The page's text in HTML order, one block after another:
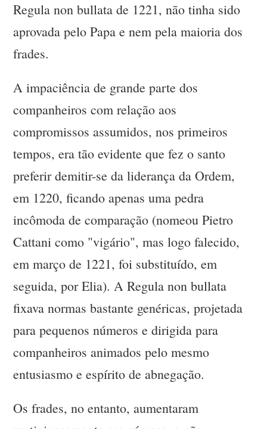
Regula non bullata de 1221, não tinha sido
aprovada pelo Papa e nem pela maioria dos
frades.
A impaciência de grande parte dos
companheiros com relação aos
compromissos assumidos, nos primeiros
tempos, era tão evidente que fez o santo
preferir demitir-se da liderança da Ordem,
em 1220, ficando apenas uma pedra
incômoda de comparação (nomeou Pietro
Cattani como "vigário", mas logo falecido,
em março de 1221, foi substituído, em
seguida, por Elia). A Regula non bullata
fixava normas bastante genéricas, projetada
para pequenos números e dirigida para
companheiros animados pelo mesmo
entusiasmo e espírito de abnegação.
Os frades, no entanto, aumentaram